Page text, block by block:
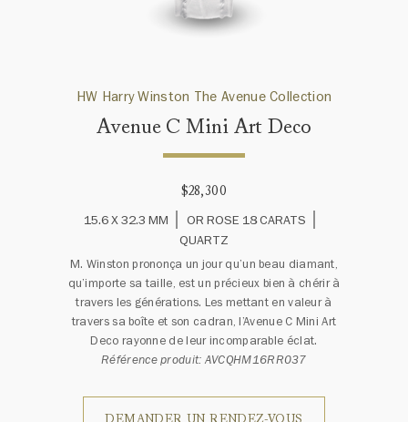
HW Harry Winston The Avenue Collection
Avenue C Mini Art Deco
$28,300
15.6 X 32.3 MM
OR ROSE 18 CARATS
QUARTZ
M. Winston prononça un jour qu’un beau diamant,
qu’importe sa taille, est un précieux bien à chérir à
travers les générations. Les mettant en valeur à
travers sa boîte et son cadran, l’Avenue C Mini Art
Deco rayonne de leur incomparable éclat.
Référence produit: AVCQHM16RR037
DEMANDER UN RENDEZ-VOUS